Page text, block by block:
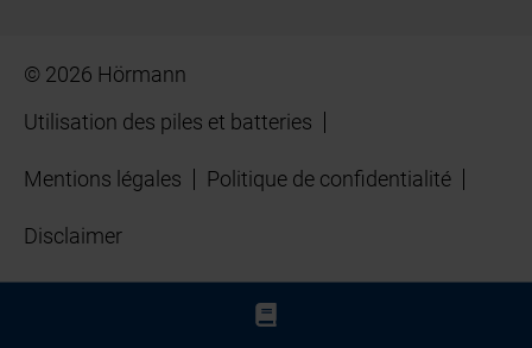
© 2026 Hörmann
Utilisation des piles et batteries
Mentions légales Politique de confidentialité
Disclaimer